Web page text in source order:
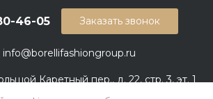
46-05
info@borellifashiongroup.ru
Заказать звонок
Каретный пер., д. 22, стр. 3, эт. 1